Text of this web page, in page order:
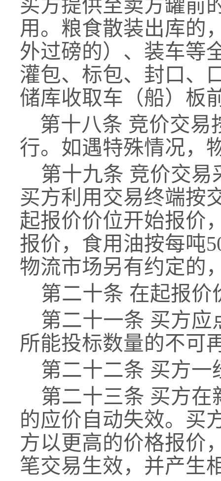
买方提供至卖方罐前
用。粮食散装出库的
外过磅的）、装车等
灌包、标包、封口、
储库收取车（船）板
第十八条 竞价交易
行。如遇特殊情况，
第十九条 竞价交易
买方利用交易终端按
起报价价位开始报价
报价，食用油按每吨
物流市场另有约定的
第二十条 在起报价
第二十一条 买方应
所能投标数量的不可
第二十二条 买方一
第二十三条 买方在
的应价自动失效。买
方以更高的价格报价
笔交易生效，并产生